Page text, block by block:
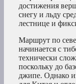
достижения
снегу и льду
лестнице и
Маршрут по
начинается с
технически
поскольку до
джипе. Однако